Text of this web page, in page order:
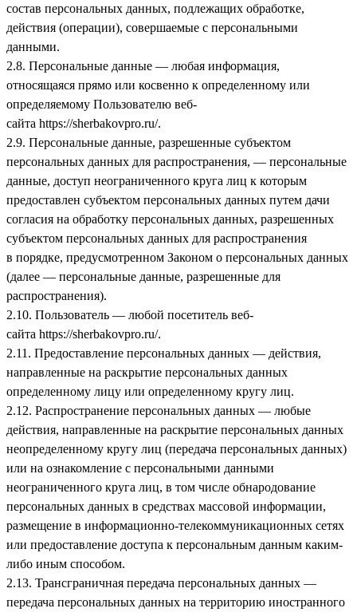
состав персональных данных, подлежащих обработке,
действия (операции), совершаемые с персональными
данными.
2.8. Персональные данные — любая информация,
относящаяся прямо или косвенно к определенному или
определяемому Пользователю веб-
сайта https://sherbakovpro.ru/.
2.9. Персональные данные, разрешенные субъектом
персональных данных для распространения, — персональные
данные, доступ неограниченного круга лиц к которым
предоставлен субъектом персональных данных путем дачи
согласия на обработку персональных данных, разрешенных
субъектом персональных данных для распространения
в порядке, предусмотренном Законом о персональных данных
(далее — персональные данные, разрешенные для
распространения).
2.10. Пользователь — любой посетитель веб-
сайта https://sherbakovpro.ru/.
2.11. Предоставление персональных данных — действия,
направленные на раскрытие персональных данных
определенному лицу или определенному кругу лиц.
2.12. Распространение персональных данных — любые
действия, направленные на раскрытие персональных данных
неопределенному кругу лиц (передача персональных данных)
или на ознакомление с персональными данными
неограниченного круга лиц, в том числе обнародование
персональных данных в средствах массовой информации,
размещение в информационно-телекоммуникационных сетях
или предоставление доступа к персональным данным каким-
либо иным способом.
2.13. Трансграничная передача персональных данных —
передача персональных данных на территорию иностранного